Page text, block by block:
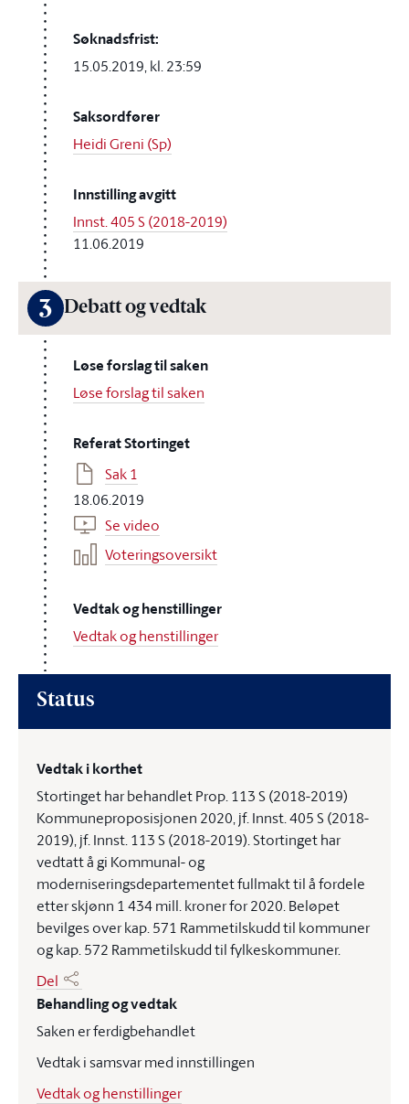
Søknadsfrist:
15.05.2019, kl. 23:59
Saksordfører
Heidi Greni (Sp)
Innstilling avgitt
Innst. 405 S (2018-2019)
11.06.2019
3 Debatt og vedtak
Løse forslag til saken
Løse forslag til saken
Referat Stortinget
Sak 1
18.06.2019
Se video
Voteringsoversikt
Vedtak og henstillinger
Vedtak og henstillinger
Status
Vedtak i korthet
Stortinget har behandlet Prop. 113 S (2018-2019)
Kommuneproposisjonen 2020, jf. Innst. 405 S (2018-
2019), jf. Innst. 113 S (2018-2019). Stortinget har
vedtatt å gi Kommunal- og
moderniseringsdepartementet fullmakt til å fordele
etter skjønn 1 434 mill. kroner for 2020. Beløpet
bevilges over kap. 571 Rammetilskudd til kommuner
og kap. 572 Rammetilskudd til fylkeskommuner.
Del
Behandling og vedtak
Saken er ferdigbehandlet
Vedtak i samsvar med innstillingen
Vedtak og henstillinger